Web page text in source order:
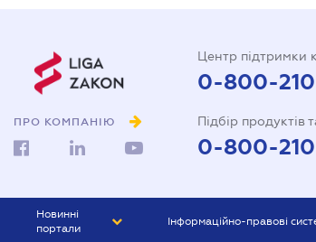
ПРО КОМПАНІЮ
Центр підтримки
0-800-
Підбір продуктів
0-800-
Новинні
портали
Інформаційно-правові